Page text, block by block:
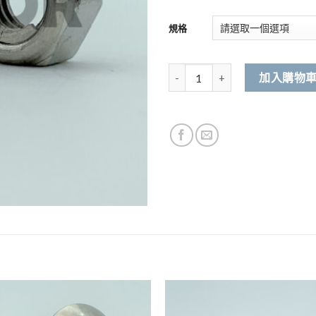
規格
304不銹鋼 金屬自鎖絲帽 數量
加入購物